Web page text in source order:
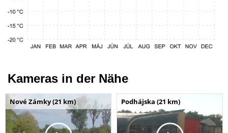
Kameras in der Nähe
Nové Zámky (21 km) Podhájska (21 km)